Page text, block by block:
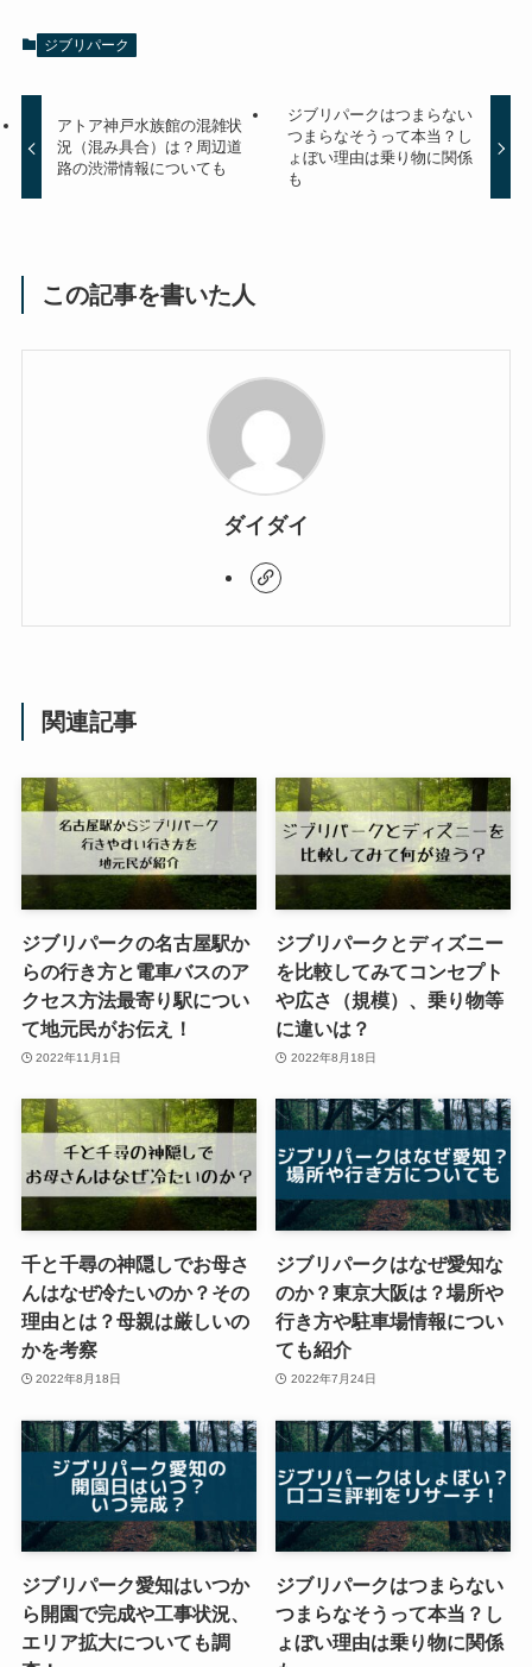
ジブリパーク
アトア神戸水族館の混雑状
況（混み具合）は？周辺道
路の渋滞情報についても
ジブリパークはつまらない
つまらなそうって本当？し
ょぼい理由は乗り物に関係
も
この記事を書いた人
ダイダイ
関連記事
ジブリパークの名古屋駅か
らの行き方と電車バスのア
クセス方法最寄り駅につい
て地元民がお伝え！
2022年11月1日
ジブリパークとディズニー
を比較してみてコンセプト
や広さ（規模）、乗り物等
に違いは？
2022年8月18日
千と千尋の神隠しでお母さ
んはなぜ冷たいのか？その
理由とは？母親は厳しいの
かを考察
2022年8月18日
ジブリパークはなぜ愛知な
のか？東京大阪は？場所や
行き方や駐車場情報につい
ても紹介
2022年7月24日
ジブリパーク愛知はいつか
ら開園で完成や工事状況、
エリア拡大についても調
ジブリパークはつまらない
つまらなそうって本当？し
ょぼい理由は乗り物に関係